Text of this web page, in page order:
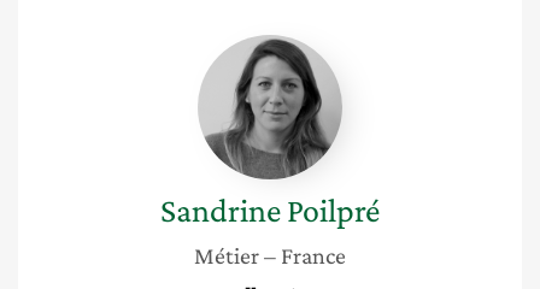
Sandrine
Poilpré
SandrinePoilpré
Métier– France